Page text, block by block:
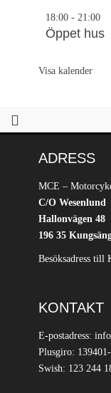
18:00 - 21:00
Öppet hus
Visa kalender
ADRESS
MCE –
C/O Wesenlund
Hallonvägen 48
196 35
Besöksadress till
KONTAKT
E-postadress:
Plusgiro:
Swish: 123 244